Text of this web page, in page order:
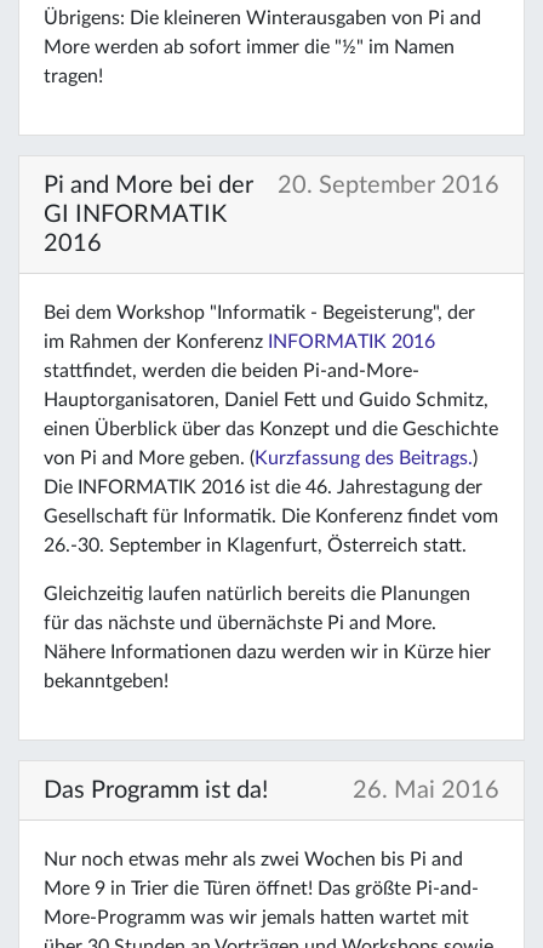
Übrigens: Die kleineren Winterausgaben von Pi and
More werden ab sofort immer die "½" im Namen
tragen!
Pi and More bei der
GI INFORMATIK
2016
20. September 2016
Bei dem Workshop "Informatik - Begeisterung", der
im Rahmen der Konferenz
INFORMATIK 2016
stattfindet, werden die beiden Pi-and-More-
Hauptorganisatoren, Daniel Fett und Guido Schmitz,
einen Überblick über das Konzept und die Geschichte
von Pi and More geben. (Kurzfassung des Beitrags.)
Die INFORMATIK 2016 ist die 46. Jahrestagung der
Gesellschaft für Informatik. Die Konferenz findet vom
26.-30. September in Klagenfurt, Österreich statt.
Gleichzeitig laufen natürlich bereits die Planungen
für das nächste und übernächste Pi and More.
Nähere Informationen dazu werden wir in Kürze hier
bekanntgeben!
Das Programm ist da! 26. Mai 2016
Nur noch etwas mehr als zwei Wochen bis Pi and
More 9 in Trier die Türen öffnet! Das größte Pi-and-
More-Programm was wir jemals hatten wartet mit